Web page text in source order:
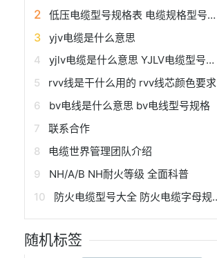
低压电缆型号规格表 电缆规格型号表大全
yjv电缆是什么意思
yjlv电缆是什么意思 YJLV电缆型号规格表
rvv线是干什么用的 rvv线芯颜色要求
bv电线是什么意思 bv电线型号规格
联系合作
电缆世界管理团队介绍
NH/A/B NH耐火等级 全面科普
防火电缆型号大全 防火电缆字母规格型号
随机标签